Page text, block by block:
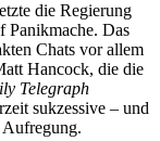
die Regierung
Panikmache. Das
Chats vor allem
Hancock, die die
Telegraph
sukzessive – und